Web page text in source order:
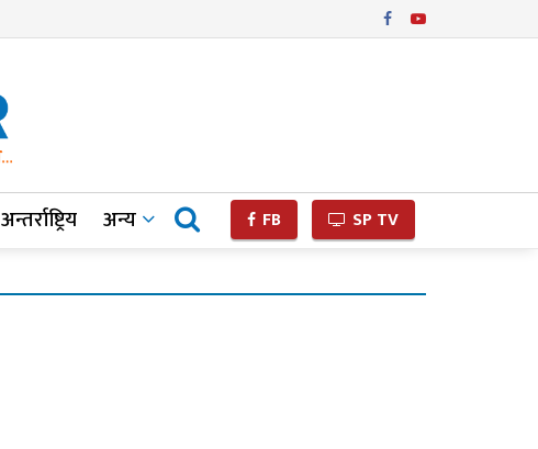
अन्तर्राष्ट्रिय अन्य FB SP TV